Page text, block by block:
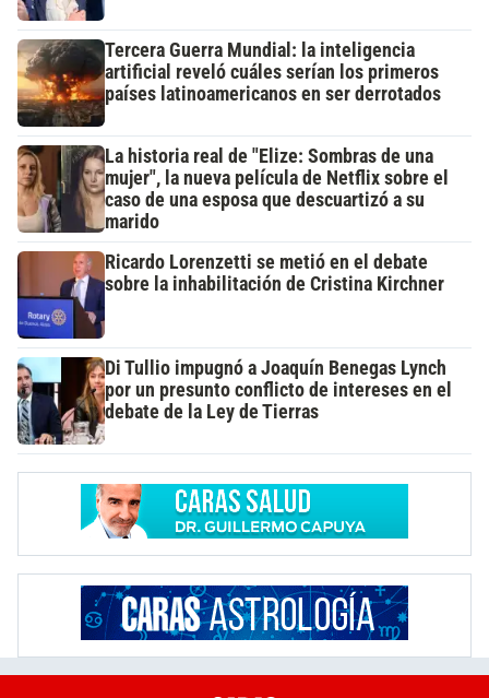
Tercera Guerra Mundial: la inteligencia
artificial reveló cuáles serían los primeros
países latinoamericanos en ser derrotados
La historia real de "Elize: Sombras de una
mujer", la nueva película de Netflix sobre el
caso de una esposa que descuartizó a su
marido
Ricardo Lorenzetti se metió en el debate
sobre la inhabilitación de Cristina Kirchner
Di Tullio impugnó a Joaquín Benegas Lynch
por un presunto conflicto de intereses en el
debate de la Ley de Tierras